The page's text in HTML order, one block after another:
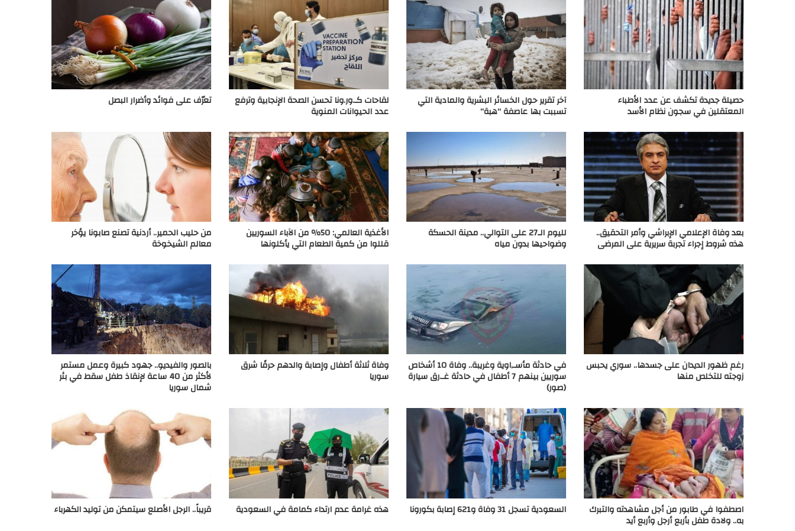
حصيلة جديدة تكشف عن عدد الأطباء
المعتقلين في سجون نظام الأسد
آخر تقرير حول الخسائر البشرية والمادية التي
تسببت بها عاصفة “هبة”
لقاحات كـ.ور.ونا تحسن الصحة الإنجابية وترفع
عدد الحيوانات المنوية
تعرّف على فوائد وأضرار البصل
بعد وفاة الإعلامي الإبراشي وأمر التحقيق..
هذه شروط إجراء تجربة سريرية على المرضى
لليوم الـ27 على التوالي.. مدينة الحسكة
وضواحيها بدون مياه
الأغذية العالمي: 50٪ من الآباء السوريين
قللوا من كمية الطعام التي يأكلونها
من حليب الحمير.. أردنية تصنع صابونا يؤخر
معالم الشيخوخة
رغم ظهور الديدان على جسدها.. سوري يحبس
زوجته للتخلص منها
في حادثة مأسـ,اوية وغريبة.. وفاة 10 أشخاص
سوريين بينهم 7 أطفال في حادثة غـ.رق سيارة
(صور)
وفاة ثلاثة أطفال وإصابة والدهم حرقًا شرق
سوريا
بالصور والفيديو.. جهود كبيرة وعمل مستمر
لأكثر من 40 ساعة لإنقاذ طفل سقط في بئر
شمال سوريا
اصطفوا في طابور من أجل مشاهدته والتبرك
به.. ولادة طفل بأربع أرجل وأربع أيد
السعودية تسجل 31 وفاة و621 إصابة بكورونا هذه غرامة عدم ارتداء كمامة في السعودية قريباً.. الرجل الأصلع سيتمكن من توليد الكهرباء